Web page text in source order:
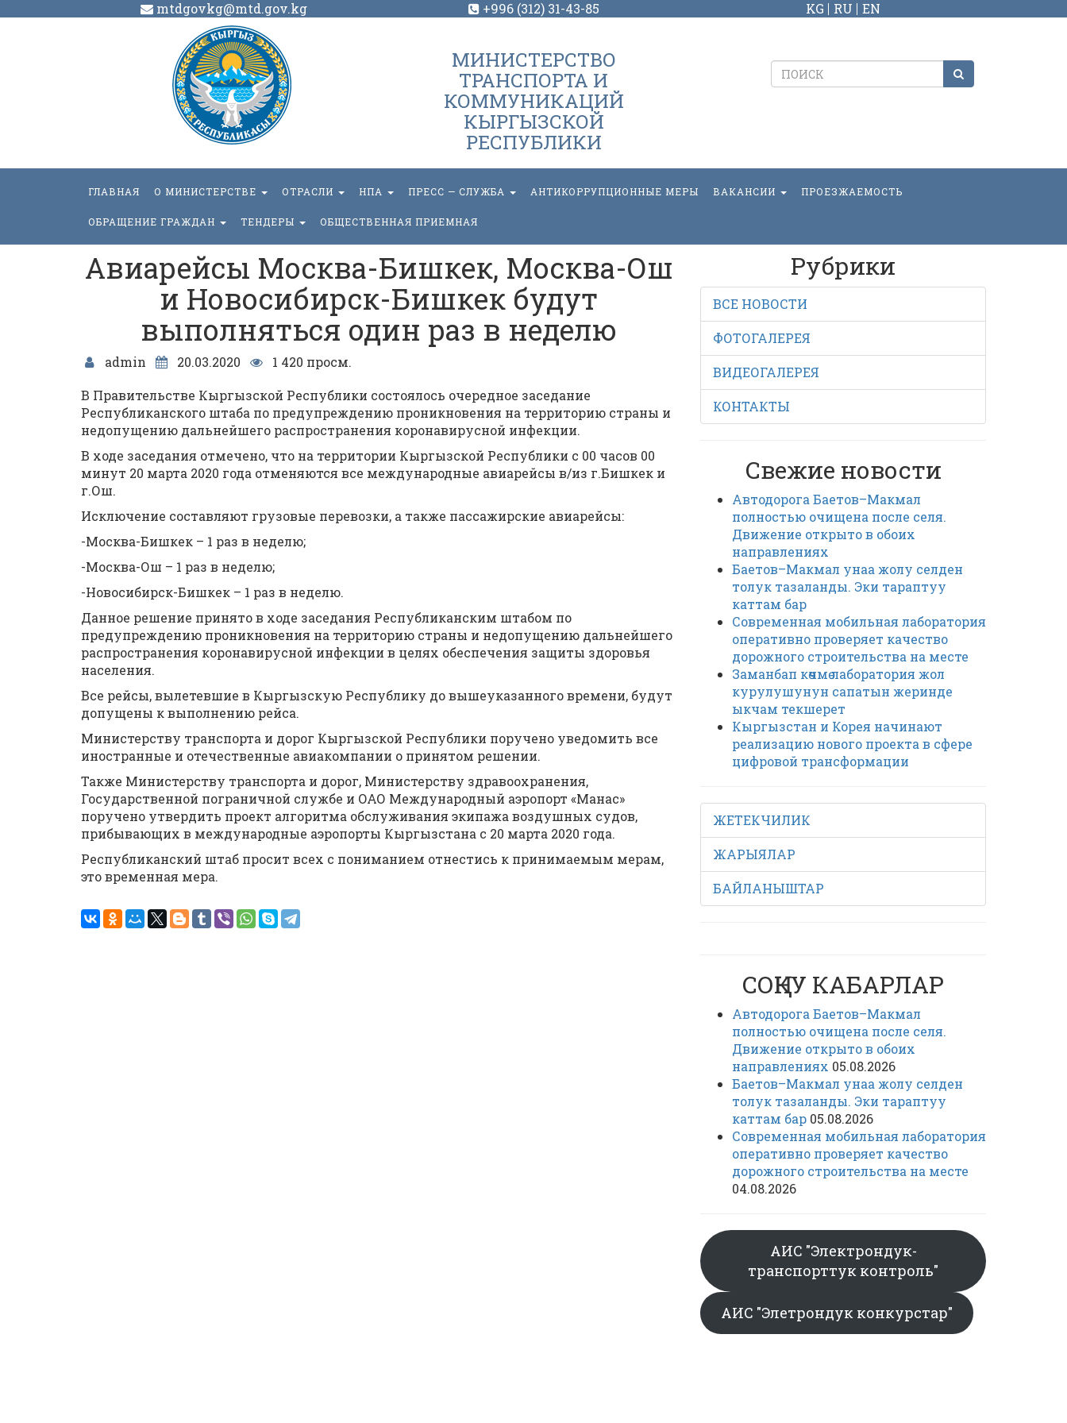
mtdgovkg@mtd.gov.kg +996 (312) 31-43-85 KG RU EN
МИНИСТЕРСТВО
ТРАНСПОРТА И
КОММУНИКАЦИЙ
КЫРГЫЗСКОЙ
РЕСПУБЛИКИ
ГЛАВНАЯ О МИНИСТЕРСТВЕ ОТРАСЛИ НПА ПРЕСС — СЛУЖБА АНТИКОРРУПЦИОННЫЕ МЕРЫ ВАКАНСИИ ПРОЕЗЖАЕМОСТЬ
ОБРАЩЕНИЕ ГРАЖДАН ТЕНДЕРЫ ОБЩЕСТВЕННАЯ ПРИЕМНАЯ
Авиарейсы Москва-Бишкек, Москва-Ош
и Новосибирск-Бишкек будут
выполняться один раз в неделю
admin 20.03.2020
1 420 просм.
В Правительстве Кыргызской Республики состоялось очередное заседание
Республиканского штаба по предупреждению проникновения на территорию страны и
недопущению дальнейшего распространения коронавирусной инфекции.
В ходе заседания отмечено, что на территории Кыргызской Республики с 00 часов 00
минут 20 марта 2020 года отменяются все международные авиарейсы в/из г.Бишкек и
г.Ош.
Исключение составляют грузовые перевозки, а также пассажирские авиарейсы:
-Москва-Бишкек – 1 раз в неделю;
-Москва-Ош – 1 раз в неделю;
-Новосибирск-Бишкек – 1 раз в неделю.
Данное решение принято в ходе заседания Республиканским штабом по
предупреждению проникновения на территорию страны и недопущению дальнейшего
распространения коронавирусной инфекции в целях обеспечения защиты здоровья
населения.
Все рейсы, вылетевшие в Кыргызскую Республику до вышеуказанного времени, будут
допущены к выполнению рейса.
Министерству транспорта и дорог Кыргызской Республики поручено уведомить все
иностранные и отечественные авиакомпании о принятом решении.
Также Министерству транспорта и дорог, Министерству здравоохранения,
Государственной пограничной службе и ОАО Международный аэропорт «Манас»
поручено утвердить проект алгоритма обслуживания экипажа воздушных судов,
прибывающих в международные аэропорты Кыргызстана с 20 марта 2020 года.
Республиканский штаб просит всех с пониманием отнестись к принимаемым мерам,
это временная мера.
Рубрики
ВСЕ НОВОСТИ
ФОТОГАЛЕРЕЯ
ВИДЕОГАЛЕРЕЯ
КОНТАКТЫ
Свежие новости
Автодорога Баетов–Макмал
полностью очищена после селя.
Движение открыто в обоих
направлениях
Баетов–Макмал унаа жолу селден
толук тазаланды. Эки тараптуу
каттам бар
Современная мобильная лаборатория
оперативно проверяет качество
дорожного строительства на месте
Заманбап көчмө лаборатория жол
курулушунун сапатын жеринде
ыкчам текшерет
Кыргызстан и Корея начинают
реализацию нового проекта в сфере
цифровой трансформации
ЖЕТЕКЧИЛИК
ЖАРЫЯЛАР
БАЙЛАНЫШТАР
СОҢКУ КАБАРЛАР
Автодорога Баетов–Макмал
полностью очищена после селя.
Движение открыто в обоих
направлениях 05.08.2026
Баетов–Макмал унаа жолу селден
толук тазаланды. Эки тараптуу
каттам бар 05.08.2026
Современная мобильная лаборатория
оперативно проверяет качество
дорожного строительства на месте
04.08.2026
АИС "Электрондук-
транспорттук контроль"
АИС "Элетрондук конкурстар"